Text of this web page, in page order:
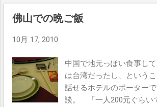
接触事故発生！ 運転手
シーに乗れ！と言われた
クシーを拾って、また営
て、営業さんにタクシー
告げて貰う。 タクシー
佛山での晩ご飯
10月 17, 2010
中国で地元っぽい食事し
は台湾だったし、という
話せるホテルのポーター
談。 「一人200元ぐらい